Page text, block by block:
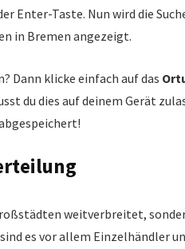
Enter-Taste. Nun wird die
in Bremen angezeigt.
Dann klicke einfach auf das
du dies auf deinem Gerät
weitverbreitet,
es vor allem Einzelhändler